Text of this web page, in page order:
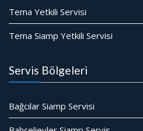
Tema Yetkili Servisi
Tema Siamp Yetkili Servisi
Servis Bölgeleri
Bağcılar Siamp Servisi